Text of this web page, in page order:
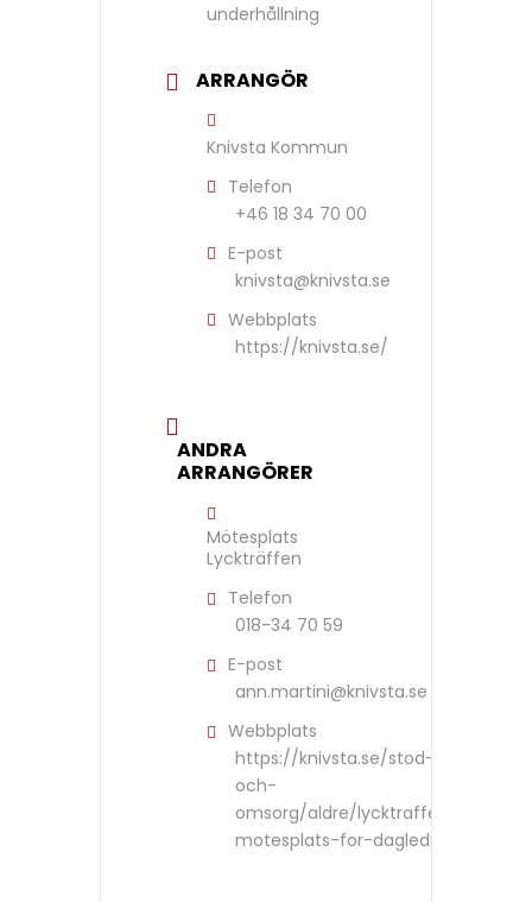
underhållning
ARRANGÖR
Knivsta Kommun
Telefon
+46 18 34 70 00
E-post
knivsta@knivsta.se
Webbplats
https://knivsta.se/
ANDRA
ARRANGÖRER
Mötesplats
Lyckträffen
Telefon
018-34 70 59
E-post
ann.martini@knivsta.se
Webbplats
https://knivsta.se/stod-
och-
omsorg/aldre/lycktraffen-
motesplats-for-daglediga